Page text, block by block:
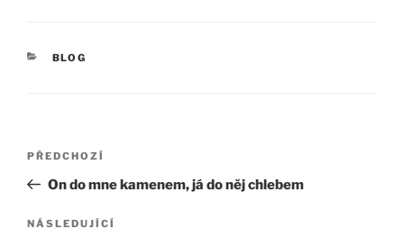
RUBRIKY
BLOG
Navigace
příspěvek
Předchozí
příspěvek
PŘEDCHOZÍ
On do mne kamenem, já do něj chlebem
Následující
NÁSLEDUJÍCÍ